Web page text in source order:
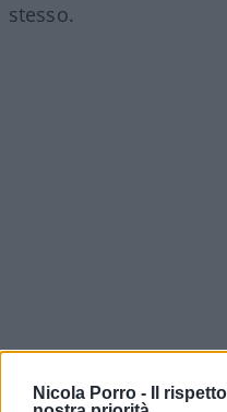
Nicola Porro -
Il
stesso.
Forse è proprio questa